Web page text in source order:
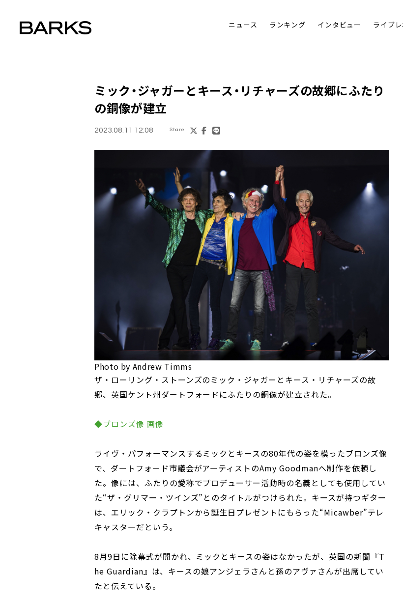
ニュース ランキング インタビュー ライブ
ミック・ジャガーとキース・リチャーズの故郷にふたり
の銅像が建立
2023.08.11 12:08 Share
Photo by Andrew Timms
ザ・ローリング・ストーンズのミック・ジャガーとキース・リチャーズの故
郷、英国ケント州ダートフォードにふたりの銅像が建立された。
◆ブロンズ像 画像
ライヴ・パフォーマンスするミックとキースの80年代の姿を模ったブロンズ像
で、ダートフォード市議会がアーティストのAmy Goodmanへ制作を依頼し
た。像には、ふたりの愛称でプロデューサー活動時の名義としても使用してい
た“ザ・グリマー・ツインズ”とのタイトルがつけられた。キースが持つギター
は、エリック・クラプトンから誕生日プレゼントにもらった“Micawber”テレ
キャスターだという。
8月9日に除幕式が開かれ、ミックとキースの姿はなかったが、英国の新聞『T
he Guardian』は、キースの娘アンジェラさんと孫のアヴァさんが出席してい
たと伝えている。